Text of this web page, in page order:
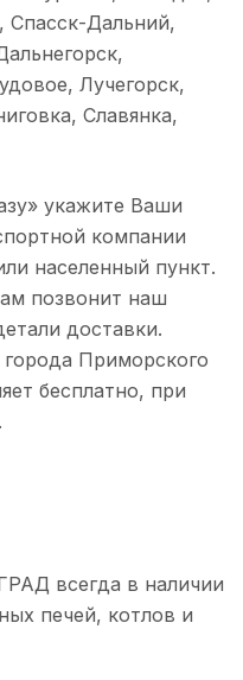
Спасск-Дальний,
Лучегорск,
Славянка,
укажите Ваши
компании
населенный пункт.
позвонит наш
доставки.
Приморского
бесплатно, при
всегда в наличии
печей, котлов и